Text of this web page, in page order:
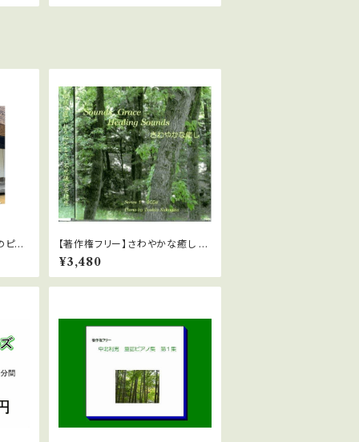
ピア
【著作権フリー】さわやかな癒し 1
中北利男
¥3,480